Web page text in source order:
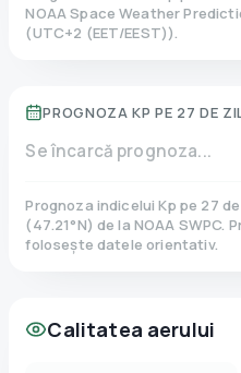
NOAA Space Weather
(UTC+2 (EET/EEST)).
PROGNOZA KP PE 27 DE
Se încarcă prognoza...
Prognoza indicelui Kp pe 27
(47.21°N)de la NOAA SWPC.
folosește datele orientativ.
Calitatea aerului